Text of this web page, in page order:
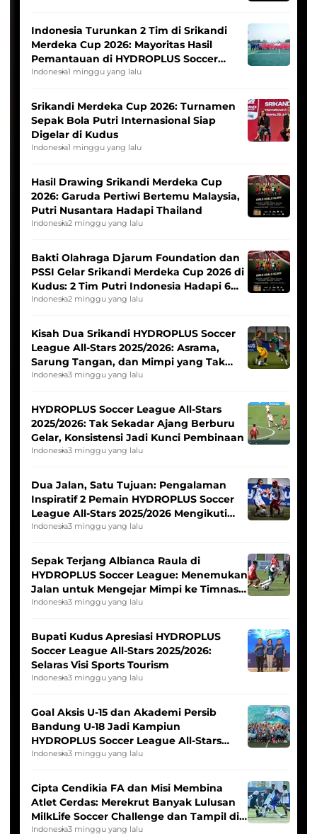
Indonesia Turunkan 2 Tim di Srikandi
Merdeka Cup 2026: Mayoritas Hasil
Pemantauan di HYDROPLUS Soccer
League
Indonesia1 minggu yang lalu
Srikandi Merdeka Cup 2026: Turnamen
Sepak Bola Putri Internasional Siap
Digelar di Kudus
Indonesia1 minggu yang lalu
Hasil Drawing Srikandi Merdeka Cup
2026: Garuda Pertiwi Bertemu Malaysia,
Putri Nusantara Hadapi Thailand
Indonesia2 minggu yang lalu
Bakti Olahraga Djarum Foundation dan
PSSI Gelar Srikandi Merdeka Cup 2026 di
Kudus: 2 Tim Putri Indonesia Hadapi 6
Tim Asia
Indonesia2 minggu yang lalu
Kisah Dua Srikandi HYDROPLUS Soccer
League All-Stars 2025/2026: Asrama,
Sarung Tangan, dan Mimpi yang Tak
Pernah Padam
Indonesia3 minggu yang lalu
HYDROPLUS Soccer League All-Stars
2025/2026: Tak Sekadar Ajang Berburu
Gelar, Konsistensi Jadi Kunci Pembinaan
Indonesia3 minggu yang lalu
Dua Jalan, Satu Tujuan: Pengalaman
Inspiratif 2 Pemain HYDROPLUS Soccer
League All-Stars 2025/2026 Mengikuti
Seleksi Timnas Indonesia Putri
Indonesia3 minggu yang lalu
Sepak Terjang Albianca Raula di
HYDROPLUS Soccer League: Menemukan
Jalan untuk Mengejar Mimpi ke Timnas
Indonesia Putri
Indonesia3 minggu yang lalu
Bupati Kudus Apresiasi HYDROPLUS
Soccer League All-Stars 2025/2026:
Selaras Visi Sports Tourism
Indonesia3 minggu yang lalu
Goal Aksis U-15 dan Akademi Persib
Bandung U-18 Jadi Kampiun
HYDROPLUS Soccer League All-Stars
2025/2026
Indonesia3 minggu yang lalu
Cipta Cendikia FA dan Misi Membina
Atlet Cerdas: Merekrut Banyak Lulusan
MilkLife Soccer Challenge dan Tampil di
HYDROPLUS Soccer League
Indonesia3 minggu yang lalu